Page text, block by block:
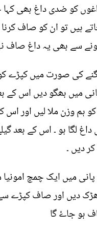
کو ضدی داغ بھی کہا
ہیں تو ان کو صاف
سے بھی یہ داغ صاف
کی صورت میں کپڑے
میں بھگو دیں اس کے
ہم وزن ملا لیں اور
لگا ہو ۔ اس کے بعد
دیں ۔
میں ایک چمچ امونیا
دیں اور صاف کپڑے
ہو جاۓ گا